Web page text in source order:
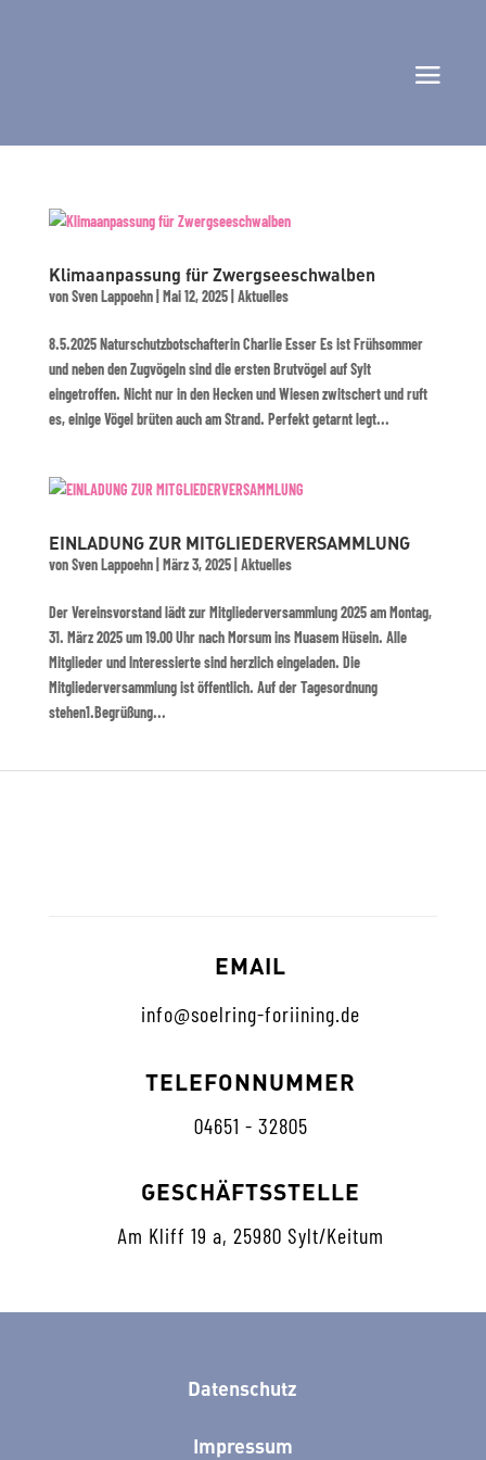
Klimaanpassung für Zwergseeschwalben
vonSven Lappoehn| Mai 12, 2025| Aktuelles
8.5.2025 Naturschutzbotschafterin Charlie Esser Es ist Frühsommer
und neben den Zugvögeln sind die ersten Brutvögel auf Sylt
eingetroffen. Nicht nur in den Hecken und Wiesen zwitschert und ruft
es, einige Vögel brüten auch am Strand. Perfekt getarnt legt...
EINLADUNG ZUR MITGLIEDERVERSAMMLUNG
vonSven Lappoehn| März 3, 2025| Aktuelles
Der Vereinsvorstand lädt zur Mitgliederversammlung 2025 am Montag,
31. März 2025 um 19.00 Uhr nach Morsum ins Muasem Hüsein. Alle
Mitglieder und Interessierte sind herzlich eingeladen. Die
Mitgliederversammlung ist öffentlich. Auf der Tagesordnung
stehen1.Begrüßung...
EMAIL
info@soelring-foriining.de
TELEFONNUMMER
04651 - 32805
GESCHÄFTSSTELLE
Am Kliff 19 a, 25980 Sylt/Keitum
Datenschutz
Impressum